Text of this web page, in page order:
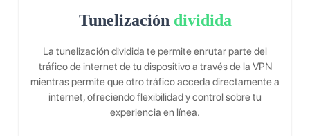
Tunelización dividida
La tunelización dividida te permite enrutar parte del
tráfico de internet de tu dispositivo a través de la VPN
mientras permite que otro tráfico acceda directamente a
internet, ofreciendo flexibilidad y control sobre tu
experiencia en línea.